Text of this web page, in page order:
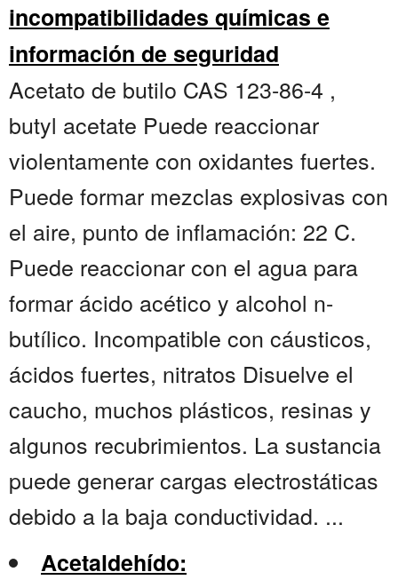
incompatibilidades químicas e
información de seguridad
Acetato de butilo CAS 123-86-4 ,
butyl acetate Puede reaccionar
violentamente con oxidantes fuertes.
Puede formar mezclas explosivas con
el aire, punto de inflamación: 22 C.
Puede reaccionar con el agua para
formar ácido acético y alcohol n-
butílico. Incompatible con cáusticos,
ácidos fuertes, nitratos Disuelve el
caucho, muchos plásticos, resinas y
algunos recubrimientos. La sustancia
puede generar cargas electrostáticas
debido a la baja conductividad. ...
Acetaldehído: